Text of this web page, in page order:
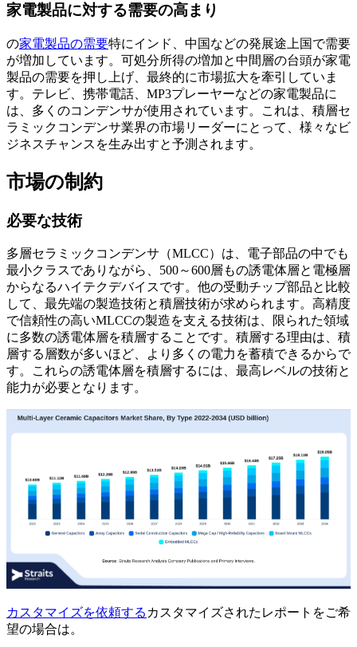
家電製品に対する需要の高まり
の家電製品の需要特にインド、中国などの発展途上国で需要
が増加しています。可処分所得の増加と中間層の台頭が家電
製品の需要を押し上げ、最終的に市場拡大を牽引していま
す。テレビ、携帯電話、MP3プレーヤーなどの家電製品に
は、多くのコンデンサが使用されています。これは、積層セ
ラミックコンデンサ業界の市場リーダーにとって、様々なビ
ジネスチャンスを生み出すと予測されます。
市場の制約
必要な技術
多層セラミックコンデンサ（MLCC）は、電子部品の中でも
最小クラスでありながら、500～600層もの誘電体層と電極層
からなるハイテクデバイスです。他の受動チップ部品と比較
して、最先端の製造技術と積層技術が求められます。高精度
で信頼性の高いMLCCの製造を支える技術は、限られた領域
に多数の誘電体層を積層することです。積層する理由は、積
層する層数が多いほど、より多くの電力を蓄積できるからで
す。これらの誘電体層を積層するには、最高レベルの技術と
能力が必要となります。
カスタマイズを依頼する カスタマイズされたレポートをご希
望の場合は。